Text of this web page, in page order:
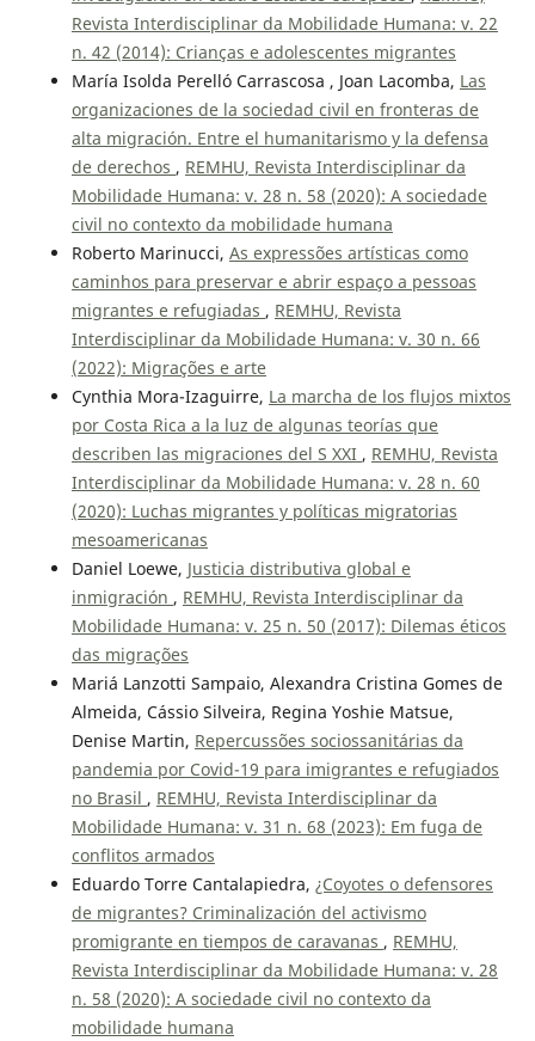
Revista Interdisciplinar da Mobilidade Humana: v. 22
n. 42 (2014): Crianças e adolescentes migrantes
María Isolda Perelló Carrascosa , Joan Lacomba, Las
organizaciones de la sociedad civil en fronteras de
alta migración. Entre el humanitarismo y la defensa
de derechos , REMHU, Revista Interdisciplinar da
Mobilidade Humana: v. 28 n. 58 (2020): A sociedade
civil no contexto da mobilidade humana
Roberto Marinucci, As expressões artísticas como
caminhos para preservar e abrir espaço a pessoas
migrantes e refugiadas , REMHU, Revista
Interdisciplinar da Mobilidade Humana: v. 30 n. 66
(2022): Migrações e arte
Cynthia Mora-Izaguirre, La marcha de los flujos mixtos
por Costa Rica a la luz de algunas teorías que
describen las migraciones del S XXI , REMHU, Revista
Interdisciplinar da Mobilidade Humana: v. 28 n. 60
(2020): Luchas migrantes y políticas migratorias
mesoamericanas
Daniel Loewe, Justicia distributiva global e
inmigración , REMHU, Revista Interdisciplinar da
Mobilidade Humana: v. 25 n. 50 (2017): Dilemas éticos
das migrações
Mariá Lanzotti Sampaio, Alexandra Cristina Gomes de
Almeida, Cássio Silveira, Regina Yoshie Matsue,
Denise Martin, Repercussões sociossanitárias da
pandemia por Covid-19 para imigrantes e refugiados
no Brasil , REMHU, Revista Interdisciplinar da
Mobilidade Humana: v. 31 n. 68 (2023): Em fuga de
conflitos armados
Eduardo Torre Cantalapiedra, ¿Coyotes o defensores
de migrantes? Criminalización del activismo
promigrante en tiempos de caravanas , REMHU,
Revista Interdisciplinar da Mobilidade Humana: v. 28
n. 58 (2020): A sociedade civil no contexto da
mobilidade humana